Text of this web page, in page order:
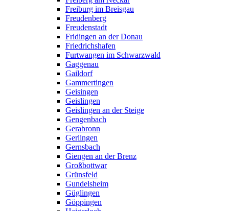
Freiburg im Breisgau
Freudenberg
Freudenstadt
Fridingen an der Donau
Friedrichshafen
Furtwangen im Schwarzwald
Gaggenau
Gaildorf
Gammertingen
Geisingen
Geislingen
Geislingen an der Steige
Gengenbach
Gerabronn
Gerlingen
Gernsbach
Giengen an der Brenz
Großbottwar
Grünsfeld
Gundelsheim
Güglingen
Göppingen